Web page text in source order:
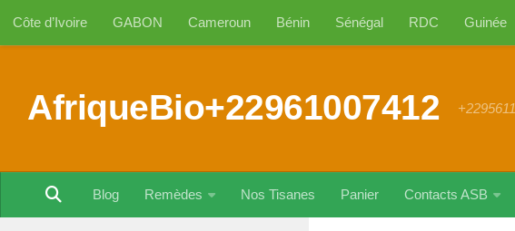
Au dessous du contenu
Côte d’Ivoire GABON Cameroun Bénin Sénégal RDC Guinée
AfriqueBio+22961007412
Blog Remèdes Nos Tisanes Panier Contacts ASB